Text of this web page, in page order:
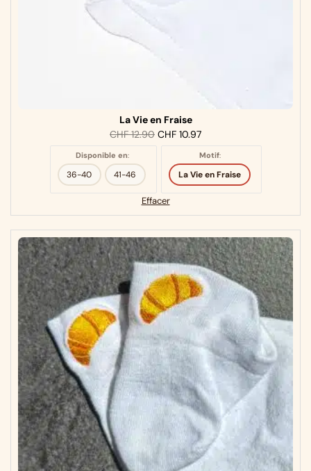
La Vie en Fraise
CHF12.90 CHF 10.97
Disponible en:
36-40 41-46
Motif:
La Vie en Fraise
Effacer